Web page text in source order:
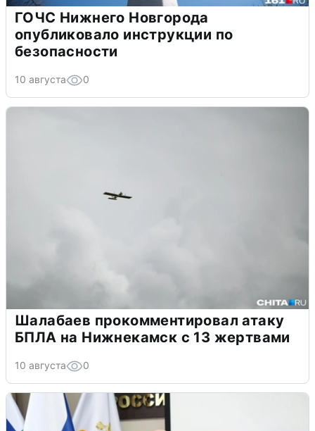
ГОЧС Нижнего Новгорода
опубликовало инструкции по
безопасности
10 августа 0
Шалабаев прокомментировал атаку
БПЛА на Нижнекамск с 13 жертвами
10 августа 0